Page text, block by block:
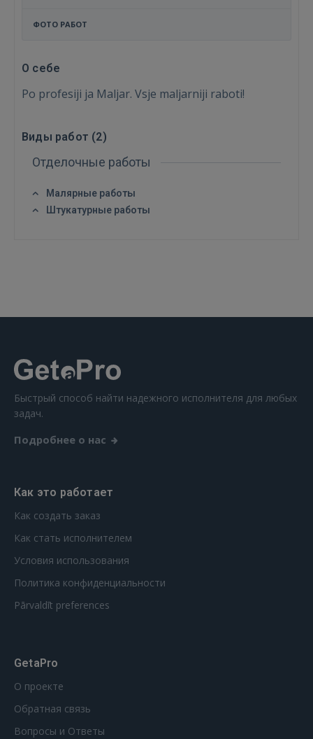
 Sign in with Apple
Ещё не зарегистрированы?
ФОТО РАБОТ
О себе
Po profesiji ja Maljar. Vsje maljarniji raboti!
Виды работ (2)
Отделочные работы
Малярные работы
Штукатурные работы
Быстрый способ найти надежного исполнителя для любых
задач.
Подробнее о нас
Как это работает
Как создать заказ
Как стать исполнителем
Условия использования
Политика конфиденциальности
Pārvaldīt preferences
GetaPro
О проекте
Обратная связь
Вопросы и Ответы